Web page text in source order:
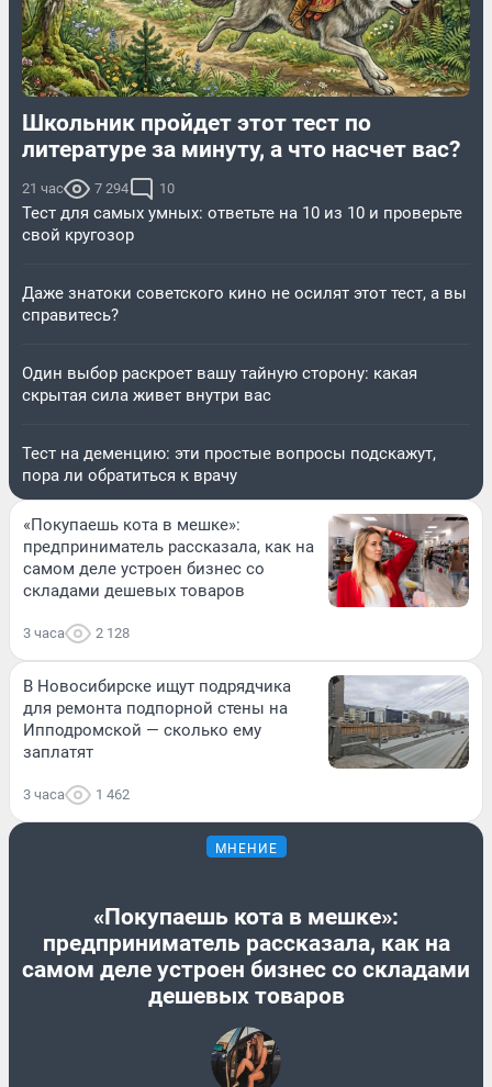
Школьник пройдет этот тест по
литературе за минуту, а что насчет вас?
21 час 7 294 10
Тест для самых умных: ответьте на 10 из 10 и проверьте
свой кругозор
Даже знатоки советского кино не осилят этот тест, а вы
справитесь?
Один выбор раскроет вашу тайную сторону: какая
скрытая сила живет внутри вас
Тест на деменцию: эти простые вопросы подскажут,
пора ли обратиться к врачу
«Покупаешь кота в мешке»:
предприниматель рассказала, как на
самом деле устроен бизнес со
складами дешевых товаров
3 часа 2 128
В Новосибирске ищут подрядчика
для ремонта подпорной стены на
Ипподромской — сколько ему
заплатят
3 часа 1 462
МНЕНИЕ
«Покупаешь кота в мешке»:
предприниматель рассказала, как на
самом деле устроен бизнес со складами
дешевых товаров